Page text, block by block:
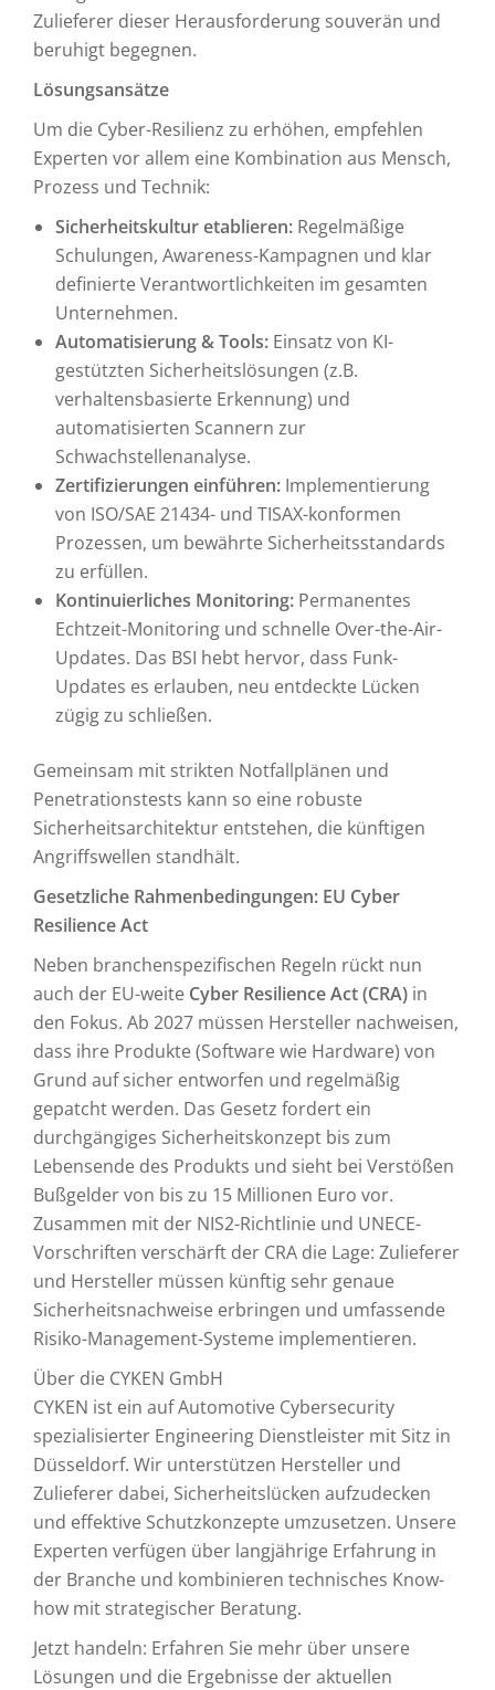
Zulieferer dieser Herausforderung souverän und
beruhigt begegnen.
Lösungsansätze
Um die Cyber-Resilienz zu erhöhen, empfehlen
Experten vor allem eine Kombination aus Mensch,
Prozess und Technik:
Sicherheitskultur etablieren: Regelmäßige
Schulungen, Awareness-Kampagnen und klar
definierte Verantwortlichkeiten im gesamten
Unternehmen.
Automatisierung & Tools: Einsatz von KI-
gestützten Sicherheitslösungen (z.B.
verhaltensbasierte Erkennung) und
automatisierten Scannern zur
Schwachstellenanalyse.
Zertifizierungen einführen: Implementierung
von ISO/SAE 21434- und TISAX-konformen
Prozessen, um bewährte Sicherheitsstandards
zu erfüllen.
Kontinuierliches Monitoring: Permanentes
Echtzeit-Monitoring und schnelle Over-the-Air-
Updates. Das BSI hebt hervor, dass Funk-
Updates es erlauben, neu entdeckte Lücken
zügig zu schließen.
Gemeinsam mit strikten Notfallplänen und
Penetrationstests kann so eine robuste
Sicherheitsarchitektur entstehen, die künftigen
Angriffswellen standhält.
Gesetzliche Rahmenbedingungen: EU Cyber
Resilience Act
Neben branchenspezifischen Regeln rückt nun
auch der EU-weite Cyber Resilience Act (CRA) in
den Fokus. Ab 2027 müssen Hersteller nachweisen,
dass ihre Produkte (Software wie Hardware) von
Grund auf sicher entworfen und regelmäßig
gepatcht werden. Das Gesetz fordert ein
durchgängiges Sicherheitskonzept bis zum
Lebensende des Produkts und sieht bei Verstößen
Bußgelder von bis zu 15 Millionen Euro vor.
Zusammen mit der NIS2-Richtlinie und UNECE-
Vorschriften verschärft der CRA die Lage: Zulieferer
und Hersteller müssen künftig sehr genaue
Sicherheitsnachweise erbringen und umfassende
Risiko-Management-Systeme implementieren.
Über die CYKEN GmbH
CYKEN ist ein auf Automotive Cybersecurity
spezialisierter Engineering Dienstleister mit Sitz in
Düsseldorf. Wir unterstützen Hersteller und
Zulieferer dabei, Sicherheitslücken aufzudecken
und effektive Schutzkonzepte umzusetzen. Unsere
Experten verfügen über langjährige Erfahrung in
der Branche und kombinieren technisches Know-
how mit strategischer Beratung.
Jetzt handeln: Erfahren Sie mehr über unsere
Lösungen und die Ergebnisse der aktuellen